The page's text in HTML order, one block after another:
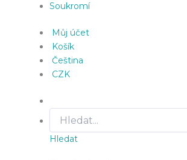
Soukromí
Můj účet
Košík
Čeština
CZK
Hledat